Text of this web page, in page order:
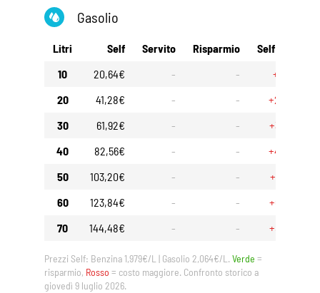
Gasolio
Litri Self Servito Risparmio Self 30gg
10
20,64€ - -
+1,15€
20
41,28€ - -
+2,30€
30
61,92€ - -
+3,45€
40
82,56€ - -
+4,60€
50
103,20€ - -
+5,75€
60
123,84€ - -
+6,90€
70
144,48€ - - +8,05€
Prezzi Self: Benzina 1,979€/L | Gasolio 2,064€/L. Verde =
risparmio, Rosso = costo maggiore. Confronto storico a
giovedì 9 luglio 2026.